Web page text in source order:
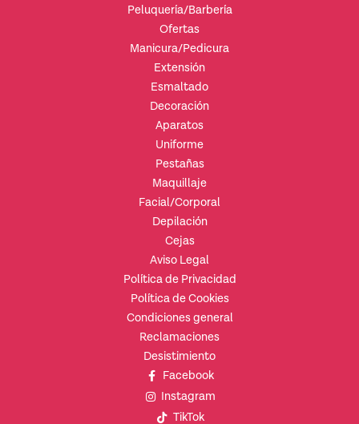
Peluquería/Barbería
Ofertas
Manicura/Pedicura
Extensión
Esmaltado
Decoración
Aparatos
Uniforme
Pestañas
Maquillaje
Facial/Corporal
Depilación
Cejas
Aviso Legal
Política de Privacidad
Política de Cookies
Condiciones general
Reclamaciones
Desistimiento
Facebook
Instagram
TikTok